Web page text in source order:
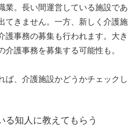
業。長い間運営している施設であ
てきません。一方、新しく介護施
護事務の募集も行われます。大き
介護事務を募集する可能性も。
ば、介護施設かどうかチェックし
る知人に教えてもらう